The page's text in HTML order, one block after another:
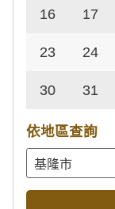
16 17
23 24
30 31
依地區查詢